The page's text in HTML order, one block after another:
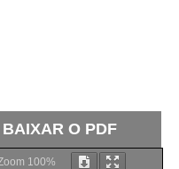
O PDF
100%